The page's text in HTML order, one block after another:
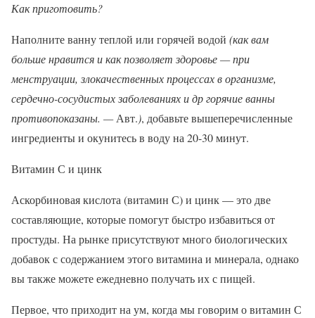
Как приготовить?
Наполните ванну теплой или горячей водой (как вам
больше нравится и как позволяет здоровье — при
менструации, злокачественных процессах в организме,
сердечно-сосудистых заболеваниях и др горячие ванны
противопоказаны. —Авт.), добавьте вышеперечисленные
ингредиенты и окунитесь в воду на 20-30 минут.
Витамин С и цинк
Аскорбиновая кислота (витамин С) и цинк — это две
составляющие, которые помогут быстро избавиться от
простуды. На рынке присутствуют много биологических
добавок с содержанием этого витамина и минерала, однако
вы также можете ежедневно получать их с пищей.
Первое, что приходит на ум, когда мы говорим о витамин С